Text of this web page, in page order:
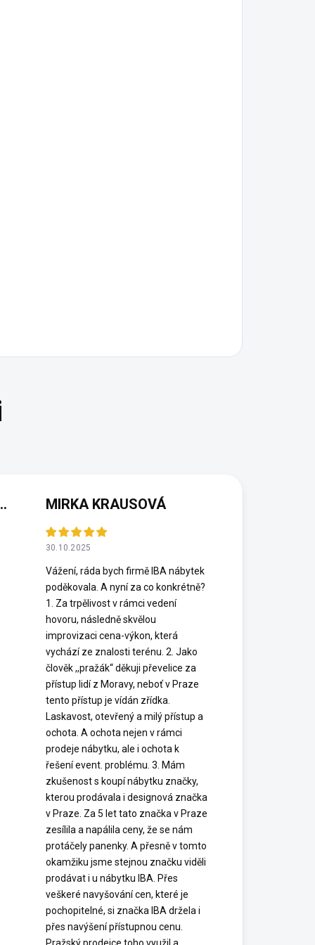
RECENZE) MIRKA KRAUSOVÁ
30.10.2025
Vážení, ráda bych firmě IBA nábytek
poděkovala. A nyní za co konkrétně?
1. Za trpělivost v rámci vedení
hovoru, následně skvělou
improvizaci cena-výkon, která
vychází ze znalosti terénu. 2. Jako
člověk ,,pražák“ děkuji převelice za
přístup lidí z Moravy, neboť v Praze
tento přístup je vídán zřídka.
Laskavost, otevřený a milý přístup a
ochota. A ochota nejen v rámci
prodeje nábytku, ale i ochota k
řešení event. problému. 3. Mám
zkušenost s koupí nábytku značky,
kterou prodávala i designová značka
v Praze. Za 5 let tato značka v Praze
zesílila a napálila ceny, že se nám
protáčely panenky. A přesně v tomto
okamžiku jsme stejnou značku viděli
prodávat i u nábytku IBA. Přes
veškeré navyšování cen, které je
pochopitelné, si značka IBA držela i
přes navýšení přístupnou cenu.
Pražský prodejce toho využil a